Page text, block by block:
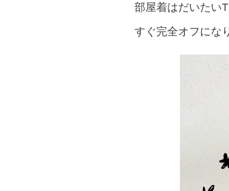
部屋着はだいたい
すぐ完全オフにな